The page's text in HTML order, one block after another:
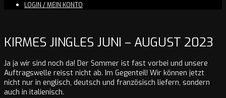
LOGIN / MEIN KONTO
KIRMES JINGLES JUNI – AUGUST 2023
Ja ja wir sind noch da! Der Sommer ist fast vorbei und unsere
Auftragswelle reisst nicht ab. Im Gegenteil! Wir können jetzt
nicht nur in englisch, deutsch und französisch liefern, sondern
auch in italienisch.